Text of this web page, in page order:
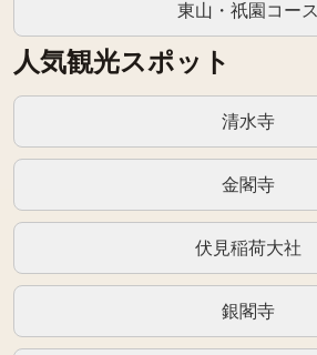
東山・祇園コース
人気観光スポット
清水寺
金閣寺
伏見稲荷大社
銀閣寺